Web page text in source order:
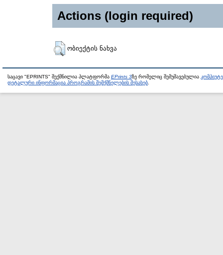
Actions (login required)
ობიექტის ნახვა
საცავი "EPRINTS" შექმნილია პლატფორმა EPrints 3ზე რომელიც შემუშავებულია
დეტალური ინფორმაცია პროგრამის შემქმნელების შესახებ.